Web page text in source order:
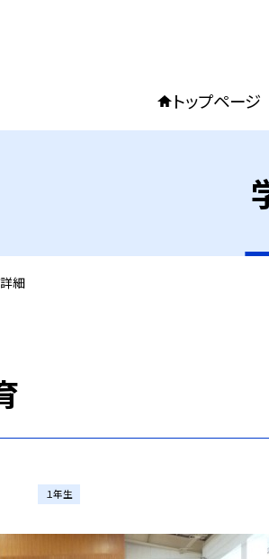
トップページ
詳細
１年生